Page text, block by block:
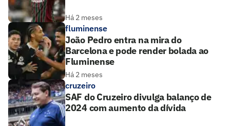
Há 2 meses
fluminense
João Pedro entra na mira do
Barcelona e pode render bolada ao
Fluminense
Há 2 meses
cruzeiro
SAF do Cruzeiro divulga balanço de
2024 com aumento da dívida